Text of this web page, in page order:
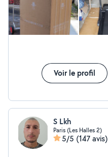
Voir le profil
S Lkh
Paris (Les Halles 2)
5/5 (147 avis)